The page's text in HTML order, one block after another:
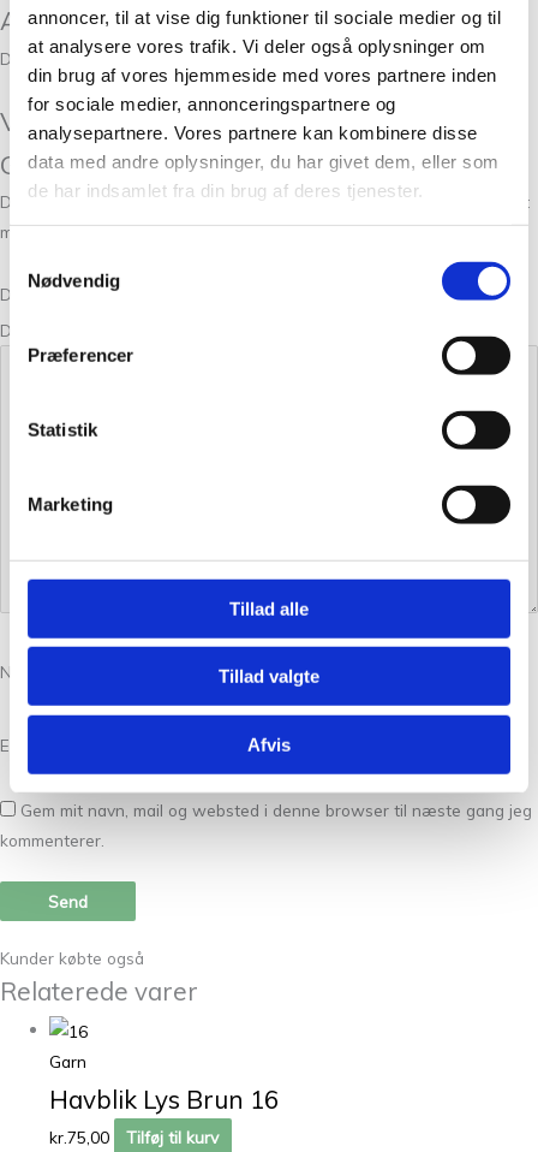
annoncer, til at vise dig funktioner til sociale medier og til
at analysere vores trafik. Vi deler også oplysninger om
din brug af vores hjemmeside med vores partnere inden
for sociale medier, annonceringspartnere og
analysepartnere. Vores partnere kan kombinere disse
data med andre oplysninger, du har givet dem, eller som
de har indsamlet fra din brug af deres tjenester.
Nødvendig
Præferencer
Statistik
Marketing
Tillad alle
Tillad valgte
Afvis
Anmeldelser
Der er endnu ikke nogle anmeldelser.
Vær den første til at anmelde “Merci
Grasshopper 619”
Din e-mailadresse vil ikke blive publiceret. Krævede felter er markeret
med*
Din bedømmelse
Din anmeldelse
Navn
E-mail
Gem mit navn, mail og websted i denne browser til næste gang jeg
kommenterer.
Kunder købte også
Relaterede varer
Garn
Havblik Lys Brun 16
kr.75,00 Tilføj til kurv